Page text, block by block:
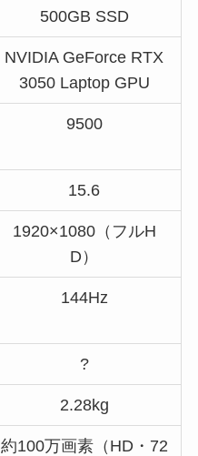
500GB SSD
NVIDIA GeForce RTX
3050 Laptop GPU
9500
15.6
1920×1080（フルH
D）
144Hz
?
2.28kg
約100万画素（HD・72